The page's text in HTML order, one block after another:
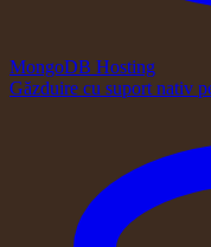
MongoDB Hosting
Găzduire cu suport nativ